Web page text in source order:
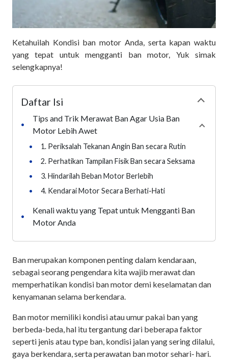
Ketahuilah Kondisi ban motor Anda, serta kapan waktu
yang tepat untuk mengganti ban motor, Yuk simak
selengkapnya!
Daftar Isi
•
Tips and Trik Merawat Ban Agar Usia Ban
Motor Lebih Awet
•
1. Periksalah Tekanan Angin Ban secara Rutin
•
2. Perhatikan Tampilan Fisik Ban secara Seksama
•
3. Hindarilah Beban Motor Berlebih
•
4. Kendarai Motor Secara Berhati-Hati
•
Kenali waktu yang Tepat untuk Mengganti Ban
Motor Anda
Ban merupakan komponen penting dalam kendaraan,
sebagai seorang pengendara kita wajib merawat dan
memperhatikan kondisi ban motor demi keselamatan dan
kenyamanan selama berkendara.
Ban motor memiliki kondisi atau umur pakai ban yang
berbeda-beda, hal itu tergantung dari beberapa faktor
seperti jenis atau type ban, kondisi jalan yang sering dilalui,
gaya berkendara, serta perawatan ban motor sehari- hari.